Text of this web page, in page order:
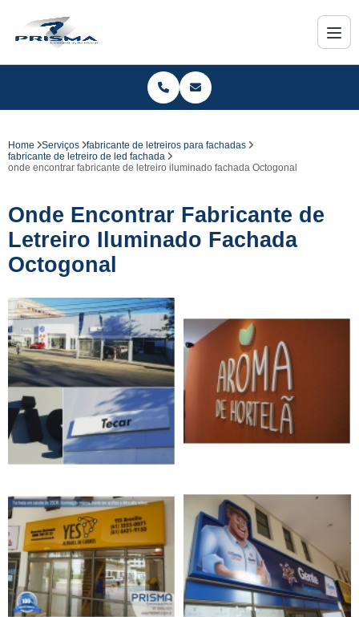
Home Serviços
fabricante de letreiros para fachadas
fabricante de letreiro de led fachada
onde encontrar fabricante de letreiro iluminado fachada Octogonal
Onde Encontrar Fabricante de
Letreiro Iluminado Fachada
Octogonal